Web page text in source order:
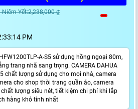
Niêm Yết:2,238,000 ₫
PM
A-S5 sử dụng hồng ngoại 80m,
trang nhã sang trọng. CAMERA DAHUA
chất lượng sử dụng cho mọi nhà, camera
cho shop thời trang quần áo, camera
lượng siêu nét, tiết kiệm chi phí khi lắp
hàng khó tính nhất